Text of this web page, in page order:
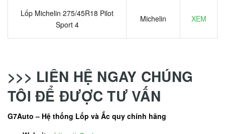
Lốp Michelin 275/45R18 Pilot
Sport 4
Michelin XEM
>>> LIÊN HỆ NGAY CHÚNG
TÔI ĐỂ ĐƯỢC TƯ VẤN
G7Auto – Hệ thống Lốp và Ắc quy chính hãng